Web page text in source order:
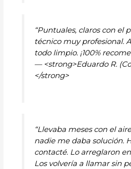
“Puntuales, claros con el
técnico muy profesional.
todo limpio. ¡100%
— <strong>Eduardo R.
</strong>
“Llevaba meses con el
nadie me daba solución.
contacté. Lo arreglaron
Los volvería a llamar sin